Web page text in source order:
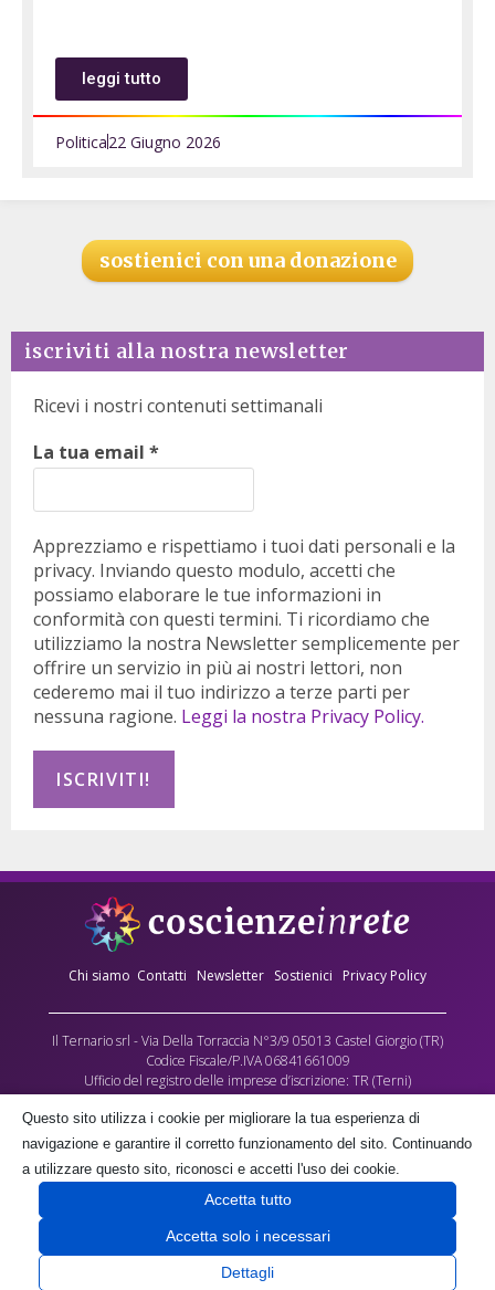
leggi tutto
Politica22 Giugno 2026
sostienici con una donazione
iscriviti alla nostra newsletter
Ricevi i nostri contenuti settimanali
La tua email *
Apprezziamo e rispettiamo i tuoi dati personali e la
privacy. Inviando questo modulo, accetti che
possiamo elaborare le tue informazioni in
conformità con questi termini. Ti ricordiamo che
utilizziamo la nostra Newsletter semplicemente per
offrire un servizio in più ai nostri lettori, non
cederemo mai il tuo indirizzo a terze parti per
nessuna ragione. Leggi la nostra Privacy Policy.
Chi siamo Contatti Newsletter Sostienici Privacy Policy
Il Ternario srl - Via Della Torraccia N°3/9 05013 Castel Giorgio (TR)
Codice Fiscale/P.IVA 06841661009
Ufficio del registro delle imprese d’iscrizione: TR (Terni)
Numero REA: 90173
Capitale sociale versato: €10.000,00
L’Associazione culturale Coscienze in Rete - cda Torraccia 3, Castel Giorgio -
fornisce gratuitamente parte dei contenuti multimediali di questo sito, quale
contributo alla crescita delle coscienze umane, negli spazi a lei gratuitamente
Questo sito utilizza i cookie per migliorare la tua esperienza di
navigazione e garantire il corretto funzionamento del sito. Continuando
a utilizzare questo sito, riconosci e accetti l'uso dei cookie.
Accetta tutto
Accetta solo i necessari
Dettagli